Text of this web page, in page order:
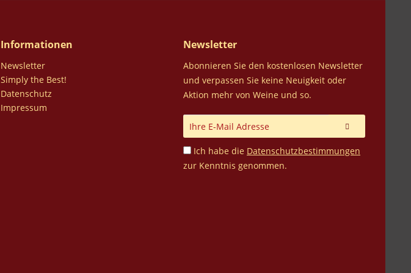
Informationen
Newsletter
Simply the Best!
Datenschutz
Impressum
Newsletter
Abonnieren Sie den kostenlosen Newsletter
und verpassen Sie keine Neuigkeit oder
Aktion mehr von Weine und so.
Ich habe die Datenschutzbestimmungen
zur Kenntnis genommen.